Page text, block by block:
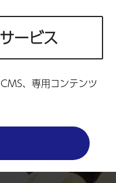
ービス
、専用コンテンツ